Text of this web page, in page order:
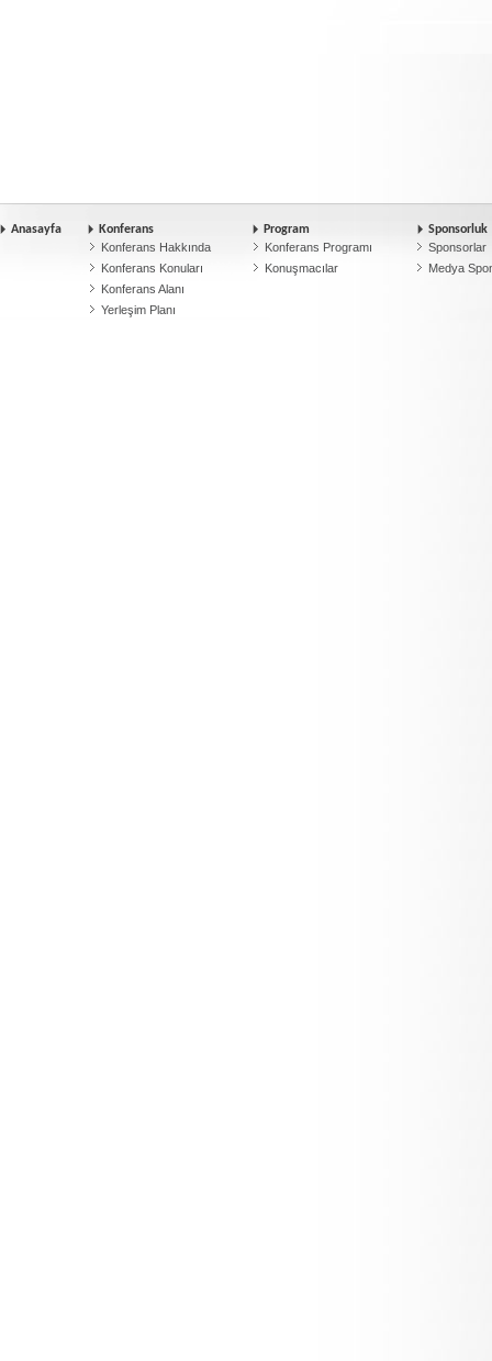
Anasayfa Konferans Program
Sponsorluk
Konferans Hakkında
Konferans Konuları
Konferans Alanı
Yerleşim Planı
Konferans Programı
Konuşmacılar
Sponsorlar
Medya